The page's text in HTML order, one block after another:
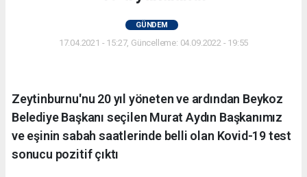
GÜNDEM
17.04.2021 - 15:27, Güncelleme: 04.09.2022 - 19:55
Zeytinburnu'nu 20 yıl yöneten ve ardından Beykoz
Belediye Başkanı seçilen Murat Aydın Başkanımız
ve eşinin sabah saatlerinde belli olan Kovid-19 test
sonucu pozitif çıktı